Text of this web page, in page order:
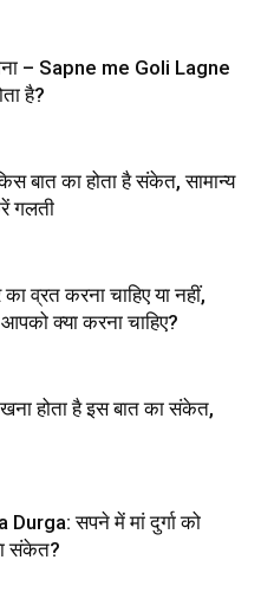
– Sapne me Goli Lagne
है?
बात का होता है संकेत, सामान्य
गलती
का व्रत करना चाहिए या नहीं,
क्या करना चाहिए?
होता है इस बात का संकेत,
सपने में मां दुर्गा को
संकेत?